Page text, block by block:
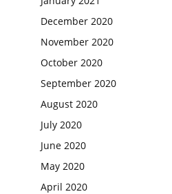
December 2020
November 2020
October 2020
September 2020
August 2020
July 2020
June 2020
May 2020
April 2020